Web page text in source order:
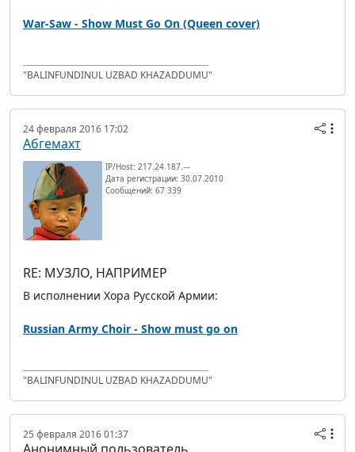
War-Saw - Show Must Go On (Queen cover)
"BALINFUNDINUL UZBAD KHAZADDUMU"
24 февраля 2016 17:02
Абгемахт
IP/Host: 217.24.187.---
Дата регистрации: 30.07.2010
Сообщений: 67 339
RE: МУЗЛО, НАПРИМЕР
В исполнении Хора Русской Армии:
Russian Army Choir - Show must go on
"BALINFUNDINUL UZBAD KHAZADDUMU"
25 февраля 2016 01:37